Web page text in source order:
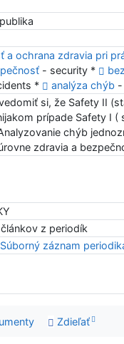
a ochrana zdravia pri
- security *
* analýza chýb -
si, že Safety II
prípade Safety I
chýb
zdravia a
z periodík
záznam
Zdieľať